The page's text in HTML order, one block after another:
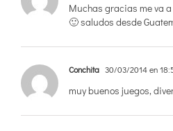
Muchas gracias me va
🙂 saludos desde
Conchita 30/03/2014 en
muy buenos juegos,